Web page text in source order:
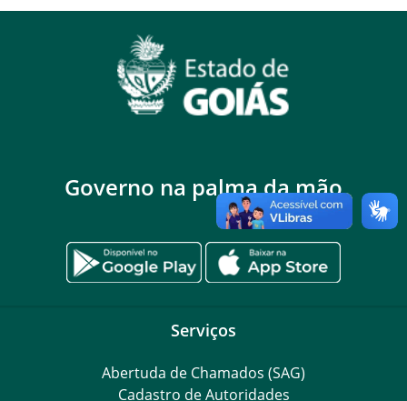
Governo na palma da mão
Serviços
Abertuda de Chamados (SAG)
Cadastro de Autoridades